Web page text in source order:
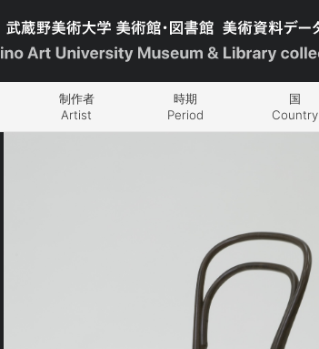
制作者
Artist
時期
Period
国
Country